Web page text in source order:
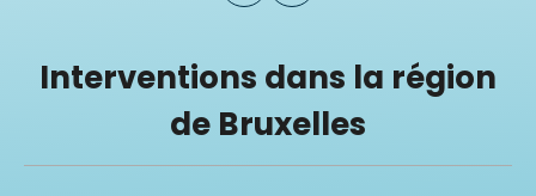
Interventions dans la région
de Bruxelles